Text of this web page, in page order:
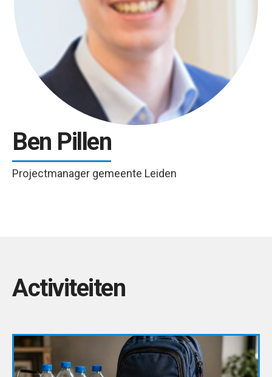
Ben Pillen
Projectmanager gemeente Leiden
Activiteiten